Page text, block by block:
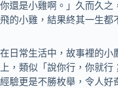
你還是小雞啊。」久而久之
飛的小雞，結果終其一生都
在日常生活中，故事裡的小
上，類似「說你行，你就
經驗更是不勝枚舉，令人好